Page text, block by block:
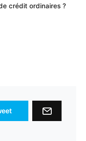
crédit ordinaires ?